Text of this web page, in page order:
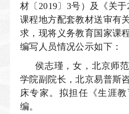
材〔2019〕3号）及《关
课程地方配套教材送审有
求，现将义务教育国家课
编写人员情况公示如下：
侯志瑾，女，北京师
学院副院长，北京易普斯
床专家。拟担任《生涯
编。